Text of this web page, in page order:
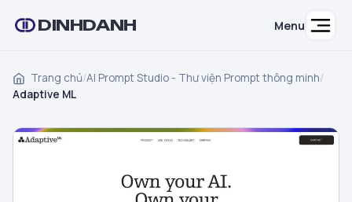
DINHDANH Menu
Trang chủ/AI Prompt Studio - Thư viện Prompt thông minh/
Adaptive ML